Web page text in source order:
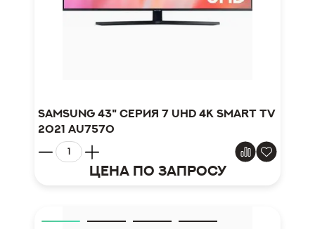
Samsung 43" серия 7 UHD 4K Smart TV
2021 AU7570
Цена по запросу